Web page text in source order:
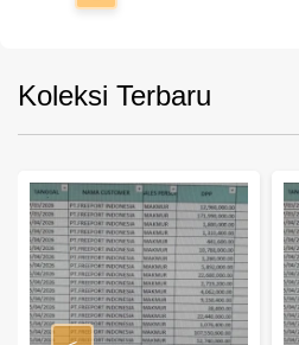
Koleksi Terbaru